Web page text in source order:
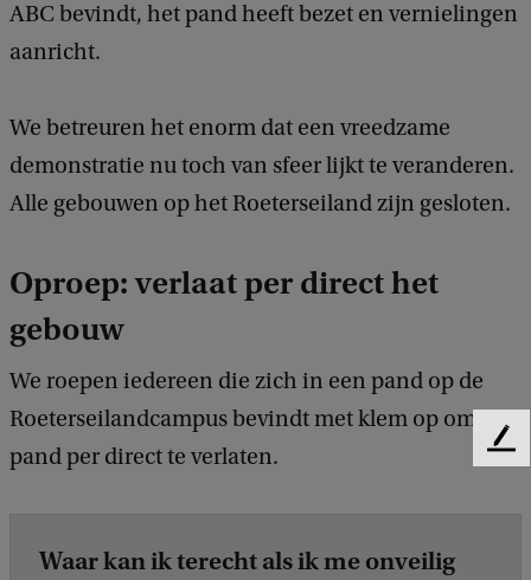
ABC bevindt, het pand heeft bezet en vernielingen
aanricht.
We betreuren het enorm dat een vreedzame
demonstratie nu toch van sfeer lijkt te veranderen.
Alle gebouwen op het Roeterseiland zijn gesloten.
Oproep: verlaat per direct het
gebouw
We roepen iedereen die zich in een pand op de
Roeterseilandcampus bevindt met klem op om het
pand per direct te verlaten.
Waar kan ik terecht als ik me onveilig
F